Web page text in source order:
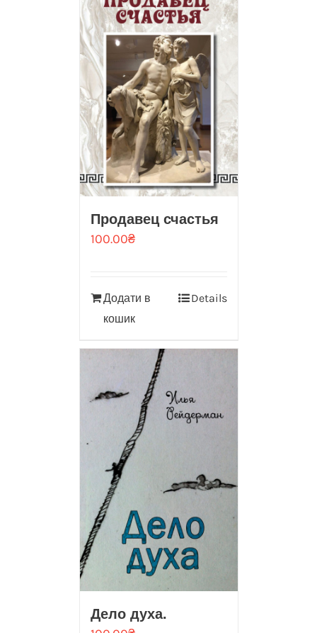
Продавец счастья
100.00₴
Додати в
кошик
Details
Дело духа.